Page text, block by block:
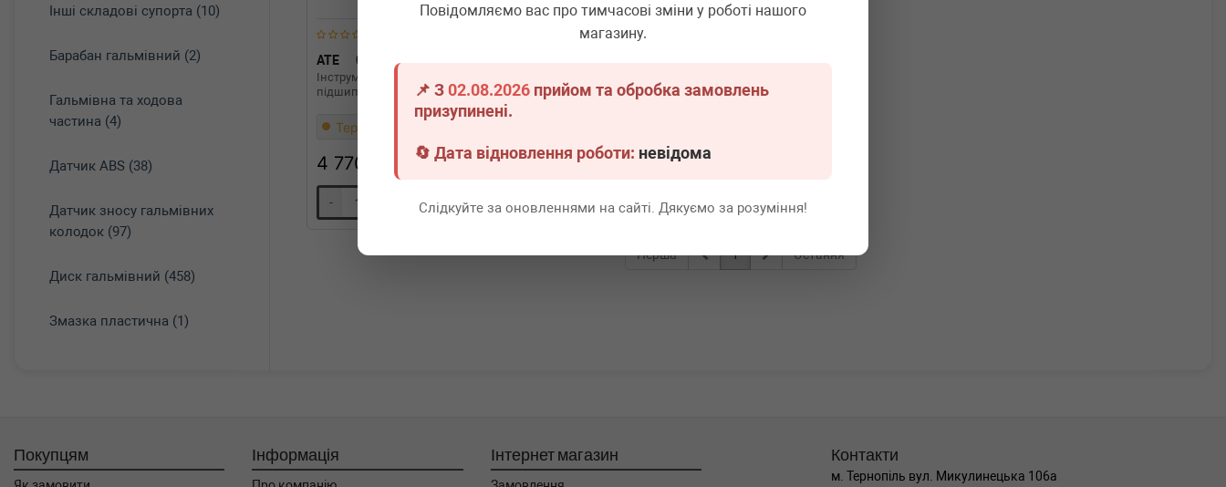
Повідомляємо вас про тимчасові зміни у роботі нашого
магазину.
📌 З02.08.2026 прийом та обробка замовлень
призупинені.
🔄 Дата відновлення роботи: невідома
Слідкуйте за оновленнями на сайті. Дякуємо за розуміння!
Інші складові супорта (10)
Барабан гальмівний (2)
Гальмівна та ходова
частина (4)
Датчик ABS (38)
Датчик зносу гальмівних
колодок (97)
Диск гальмівний (458)
Змазка пластична (1)
ATE 03.9314-1334.4
Інструмент для чищення
підшипника маточини
Термін 1 дн.
4 770 Всі ціни
- В кошик
Перша 1 Остання
Покупцям Інформація Інтернет магазин Контакти
м. Тернопіль вул. Микулинецька 106а